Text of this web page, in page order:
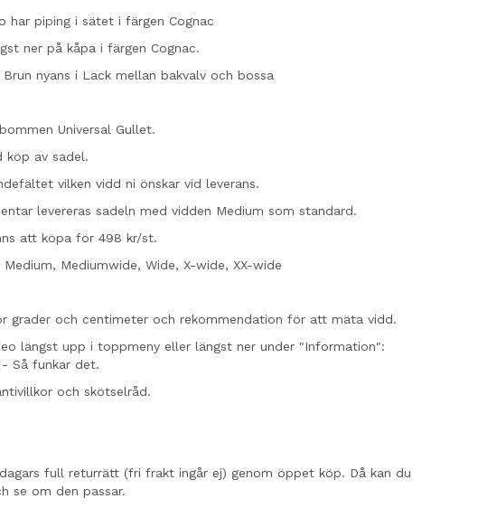
har piping i sätet i färgen Cognac
ner på kåpa i färgen Cognac.
nyans i Lack mellan bakvalv och bossa
Universal Gullet.
köp av sadel.
vilken vidd ni önskar vid leverans.
levereras sadeln med vidden Medium som standard.
att köpa för 498 kr/st.
Medium, Mediumwide, Wide, X-wide, XX-wide
grader och centimeter och rekommendation för att mäta vidd.
längst upp i toppmeny eller längst ner under "Information":
Så funkar det.
och skötselråd.
full returrätt (fri frakt ingår ej) genom öppet köp. Då kan du
se om den passar.